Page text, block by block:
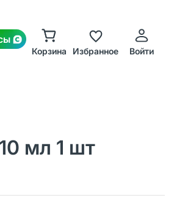
Корзина Избранное Войти
мл 1 шт